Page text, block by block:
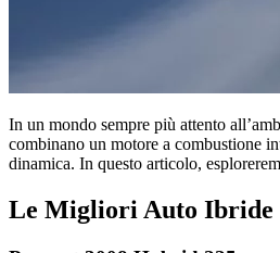
In un mondo sempre più attento
combinano un motore a combustione
dinamica. In questo articolo,
Le Migliori Auto Ibride